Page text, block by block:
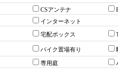
CSアンテナ
インターネット
宅配ボックス
バイク置場有り
専用庭